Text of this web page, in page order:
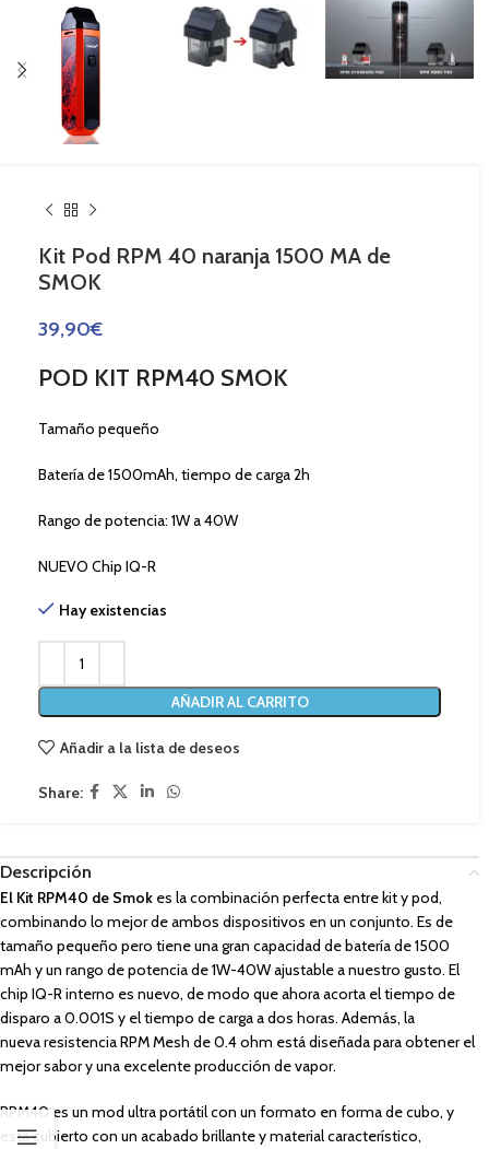
Kit Pod RPM 40 naranja 1500 MA de
SMOK
39,90€
POD KIT RPM40 SMOK
Tamaño pequeño
Batería de 1500mAh, tiempo de carga 2h
Rango de potencia: 1W a 40W
NUEVO Chip IQ-R
Hay existencias
AÑADIR AL CARRITO
Añadir a la lista de deseos
Share:
Descripción
El Kit RPM40 de Smok es la combinación perfecta entre kit y pod,
combinando lo mejor de ambos dispositivos en un conjunto. Es de
tamaño pequeño pero tiene una gran capacidad de batería de 1500
mAh y un rango de potencia de 1W-40W ajustable a nuestro gusto. El
chip IQ-R interno es nuevo, de modo que ahora acorta el tiempo de
disparo a 0.001S y el tiempo de carga a dos horas. Además, la
nueva resistencia RPM Mesh de 0.4 ohm está diseñada para obtener el
mejor sabor y una excelente producción de vapor.
RPM40 es un mod ultra portátil con un formato en forma de cubo, y
está cubierto con un acabado brillante y material característico,